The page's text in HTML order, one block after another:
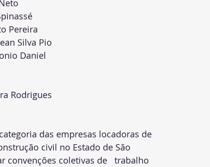
Pereira
Silva Pio
Daniel
Rodrigues
das empresas locadoras de
civil no Estado de São
convenções coletivas de   trabalho